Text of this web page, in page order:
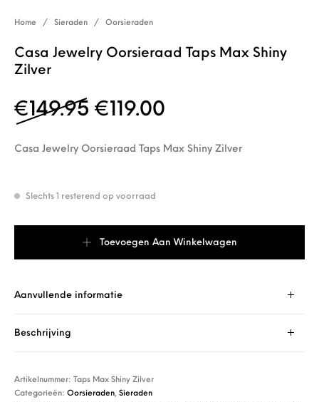
Home / Sieraden / Oorsieraden
Casa Jewelry Oorsieraad Taps Max Shiny
Zilver
€ 149.95 Oorspronkelijke prijs
€ 119.00
Casa Jewelry Oorsieraad Taps Max Shiny Zilver
Slechts 1 resterend op voorraad
Toevoegen Aan Winkelwagen
Aanvullende informatie
Beschrijving
Artikelnummer:
Taps Max Shiny Zilver
Categorieën:Oorsieraden,Sieraden